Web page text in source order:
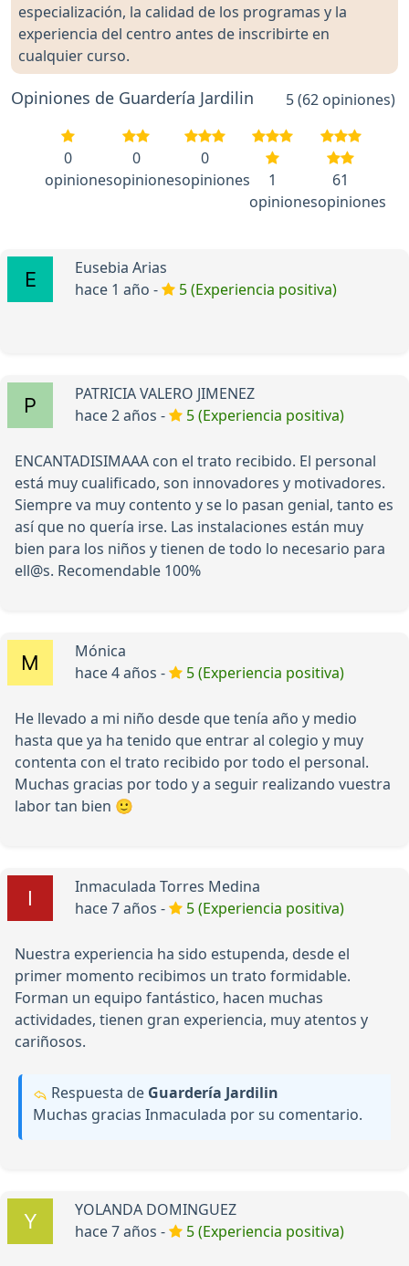
especialización, la calidad de los programas y la
experiencia del centro antes de inscribirte en
cualquier curso.
Opiniones de Guardería Jardilin 5 (62 opiniones)
0
opiniones
0
opiniones
0
opiniones
1
opiniones
61
opiniones
Eusebia Arias
hace 1 año -
5 (Experiencia positiva)
PATRICIA VALERO JIMENEZ
hace 2 años -
5 (Experiencia positiva)
ENCANTADISIMAAA con el trato recibido. El personal
está muy cualificado, son innovadores y motivadores.
Siempre va muy contento y se lo pasan genial, tanto es
así que no quería irse. Las instalaciones están muy
bien para los niños y tienen de todo lo necesario para
ell@s. Recomendable 100%
Mónica
hace 4 años -
5 (Experiencia positiva)
He llevado a mi niño desde que tenía año y medio
hasta que ya ha tenido que entrar al colegio y muy
contenta con el trato recibido por todo el personal.
Muchas gracias por todo y a seguir realizando vuestra
labor tan bien 🙂
Inmaculada Torres Medina
hace 7 años -
5 (Experiencia positiva)
Nuestra experiencia ha sido estupenda, desde el
primer momento recibimos un trato formidable.
Forman un equipo fantástico, hacen muchas
actividades, tienen gran experiencia, muy atentos y
cariñosos.
Respuesta de Guardería Jardilin
Muchas gracias Inmaculada por su comentario.
YOLANDA DOMINGUEZ
hace 7 años -
5 (Experiencia positiva)